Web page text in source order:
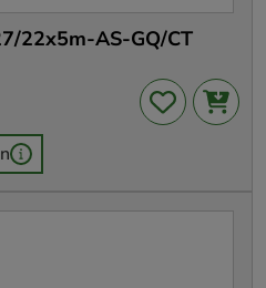
22x5m-AS-GQ/CT